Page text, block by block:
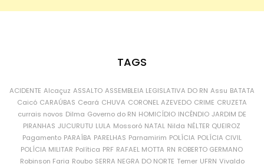
TAGS
ACIDENTE Alcaçuz ASSALTO ASSEMBLEIA LEGISLATIVA DO RN Assu BATATA
Caicó CARAÚBAS Ceará CHUVA CORONEL AZEVEDO CRIME CRUZETA
currais novos Dilma Governo do RN HOMICÍDIO INCÊNDIO JARDIM DE
PIRANHAS JUCURUTU LULA Mossoró NATAL Nilda NÉLTER QUEIROZ
Pagamento PARAÍBA PARELHAS Parnamirim POLÍCIA POLÍCIA CIVIL
POLÍCIA MILITAR Política PRF RAFAEL MOTTA RN ROBERTO GERMANO
Robinson Faria Roubo SERRA NEGRA DO NORTE Temer UFRN Vivaldo